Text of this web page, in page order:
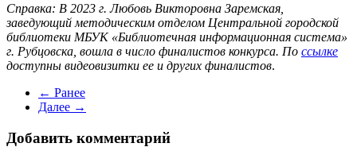
Справка: В 2023 г. Любовь Викторовна Заремская,
заведующий методическим отделом Центральной городской
библиотеки МБУК «Библиотечная информационная система»
г. Рубцовска, вошла в число финалистов конкурса. По ссылке
доступны видеовизитки ее и других финалистов.
← Ранее
Далее →
Добавить комментарий